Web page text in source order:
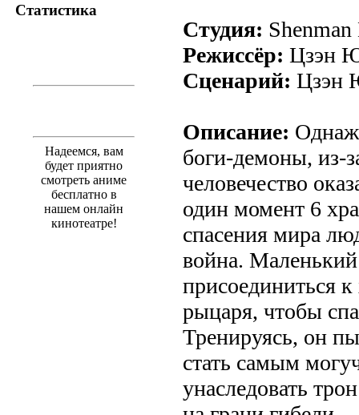
Статистика
Надеемся, вам
будет приятно
смотреть аниме
бесплатно в
нашем онлайн
кинотеатре!
Студия:
Режиссёр: Цзэн
Сценарий: Цзэн
Описание:
боги-демоны, из-
человечество
один момент 6
спасения мира
война.
присоединиться к
рыцаря, чтобы
Тренируясь, он
стать самым
унаследовать